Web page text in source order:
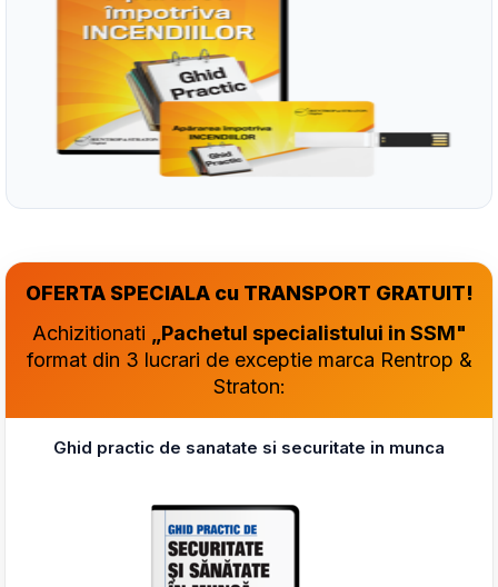
OFERTA SPECIALA cu TRANSPORT GRATUIT!
Achizitionati
„Pachetul specialistului in SSM"
format din 3 lucrari de exceptie marca Rentrop &
Straton:
Ghid practic de sanatate si securitate in munca